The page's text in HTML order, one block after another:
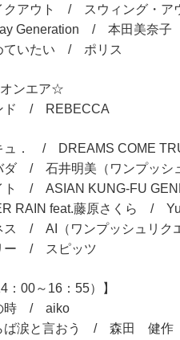
クアウト / スウィング・ア
Generation / 本田美奈子
ていたい / ポリス
ンエア☆
ド / REBECCA
ュ． / DREAMS COME
ダ / 石井明美（ワンプッシ
ト / ASIAN KUNG-FU
RAIN feat.藤原さくら /
ス / AI（ワンプッシュリク
ー / スピッツ
：00～16：55）】
時 / aiko
涙と言おう / 森田 健作